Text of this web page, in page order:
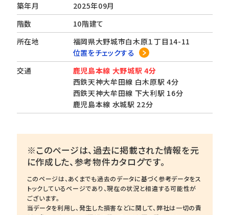
築年月
2025年09月
階数
10階建て
所在地
福岡県大野城市白木原１丁目14-11
位置をチェックする
交通
鹿児島本線 大野城駅 4分
西鉄天神大牟田線 白木原駅 4分
西鉄天神大牟田線 下大利駅 16分
鹿児島本線 水城駅 22分
※このページは、過去に掲載された情報を元
に作成した、参考物件カタログです。
このページは、あくまでも過去のデータに基づく参考データをス
トックしているページであり、現在の状況と相違する可能性が
ございます。
当データを利用し、発生した損害などに関して、弊社は一切の責